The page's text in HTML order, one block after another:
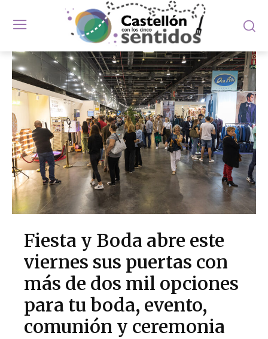
Fiesta y Boda abre este
viernes sus puertas con
más de dos mil opciones
para tu boda, evento,
comunión y ceremonia